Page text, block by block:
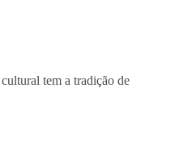
tem a tradição de